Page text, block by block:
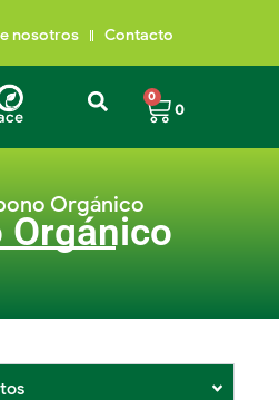
nosotros Contacto
0
0
Carrito
Orgánico
Orgánico